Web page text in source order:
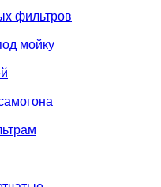
фильтров
мойку